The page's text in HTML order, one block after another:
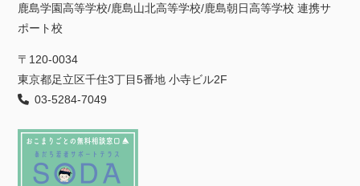
鹿島学園高等学校/鹿島山北高等学校/鹿島朝日高等学校 連携サ
ポート校
〒120-0034
東京都足立区千住3丁目5番地 小寺ビル2F
03-5284-7049